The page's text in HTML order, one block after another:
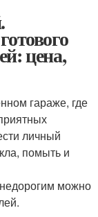
цена,
гараже, где
личный
помыть и
можно